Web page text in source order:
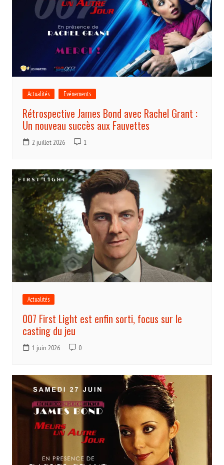
Actualités Evénements
Rétrospective James Bond avec Rachel Grant :
Un nouveau succès aux Fauvettes
2 juillet 2026 1
Actualités
007 First Light est enfin sorti, focus sur le
casting du jeu
1 juin 2026 0